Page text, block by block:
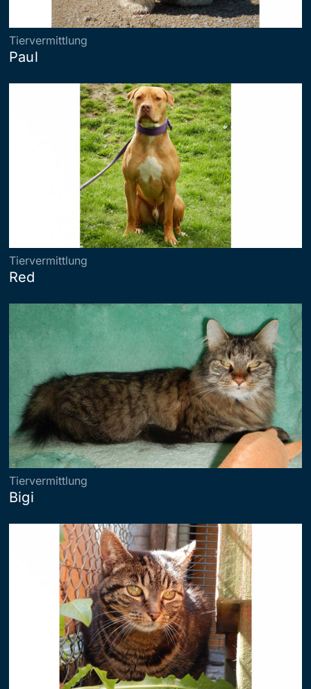
Tiervermittlung
Paul
Tiervermittlung
Red
Tiervermittlung
Bigi